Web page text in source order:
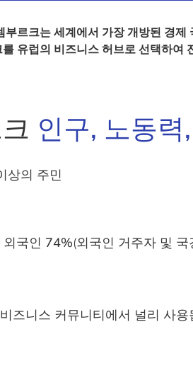
부르크는 세계에서 가장 개방된 경
유럽의 비즈니스 허브로 선택하
인구, 노동력
상의 주민
외국인 74%(외국인 거주자 및
비즈니스 커뮤니티에서 널리 사용